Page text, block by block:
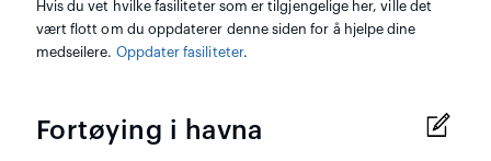
Hvis du vet hvilke fasiliteter som er tilgjengelige her, ville det
vært flott om du oppdaterer denne siden for å hjelpe dine
medseilere. Oppdater fasiliteter.
Fortøying i havna